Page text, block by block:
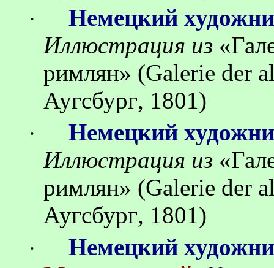
·
Немецкий
Иллюстрация из «
римлян» (Galerie der
Аугсбург, 1801)
·
Немецкий
Иллюстрация из «
римлян» (Galerie der
Аугсбург, 1801)
·
Немецкий